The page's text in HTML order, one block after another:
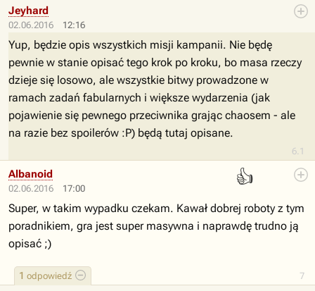
02.06.2016 12:16
6.1
Jeyhard
Yup, będzie opis wszystkich misji kampanii. Nie będę
pewnie w stanie opisać tego krok po kroku, bo masa rzeczy
dzieje się losowo, ale wszystkie bitwy prowadzone w
ramach zadań fabularnych i większe wydarzenia (jak
pojawienie się pewnego przeciwnika grając chaosem - ale
na razie bez spoilerów :P) będą tutaj opisane.
02.06.2016 17:00
👍
7
1 odpowiedź
Albanoid
Super, w takim wypadku czekam. Kawał dobrej roboty z tym
poradnikiem, gra jest super masywna i naprawdę trudno ją
opisać ;)